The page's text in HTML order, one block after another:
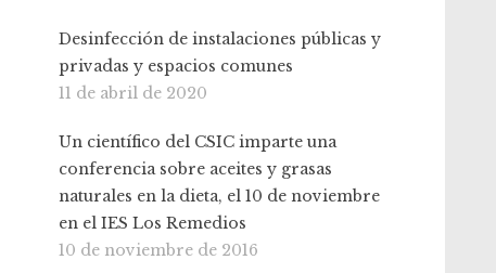
Desinfección de instalaciones públicas y
privadas y espacios comunes
11 de abril de 2020
Un científico del CSIC imparte una
conferencia sobre aceites y grasas
naturales en la dieta, el 10 de noviembre
en el IES Los Remedios
10 de noviembre de 2016